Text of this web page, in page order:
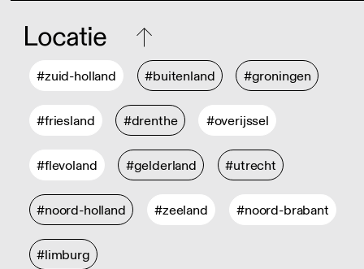
Locatie
#zuid-holland #buitenland #groningen
#friesland #drenthe #overijssel
#flevoland #gelderland #utrecht
#noord-holland #zeeland #noord-brabant
#limburg